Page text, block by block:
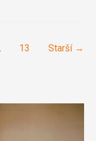
13 Starší →